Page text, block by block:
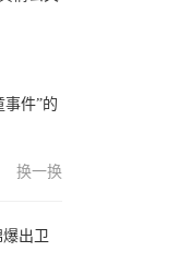
事件”的
换一换
出卫